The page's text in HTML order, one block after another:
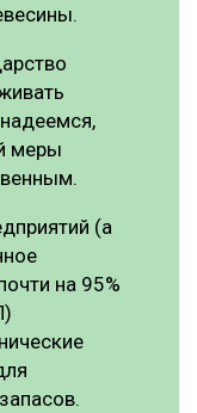
меры
(а
на 95%